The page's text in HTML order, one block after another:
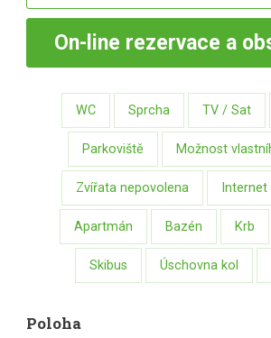
On-line rezervace a
WC Sprcha TV / Sat
Parkoviště Možnost
Zvířata nepovolena Internet
Apartmán Bazén Krb
Skibus Úschovna kol
Poloha